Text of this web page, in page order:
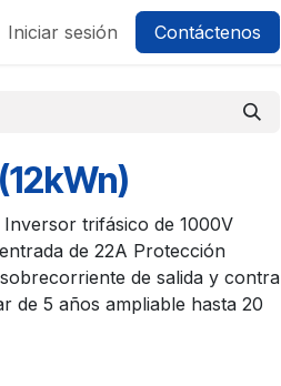
Iniciar sesión Contáctenos
Inversor trifásico de 1000V
de 22A Protección
de salida y contra
de 5 años ampliable hasta 20